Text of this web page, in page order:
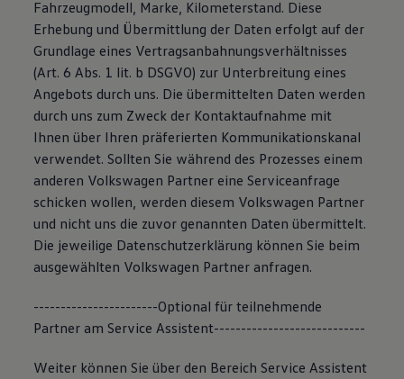
Fahrzeugmodell, Marke, Kilometerstand. Diese
Erhebung und Übermittlung der Daten erfolgt auf der
Grundlage eines Vertragsanbahnungsverhältnisses
(Art. 6 Abs. 1 lit. b DSGVO) zur Unterbreitung eines
Angebots durch uns. Die übermittelten Daten werden
durch uns zum Zweck der Kontaktaufnahme mit
Ihnen über Ihren präferierten Kommunikationskanal
verwendet. Sollten Sie während des Prozesses einem
anderen Volkswagen Partner eine Serviceanfrage
schicken wollen, werden diesem Volkswagen Partner
und nicht uns die zuvor genannten Daten übermittelt.
Die jeweilige Datenschutzerklärung können Sie beim
ausgewählten Volkswagen Partner anfragen.
-----------------------Optional für teilnehmende
Partner am Service Assistent----------------------------
Weiter können Sie über den Bereich Service Assistent